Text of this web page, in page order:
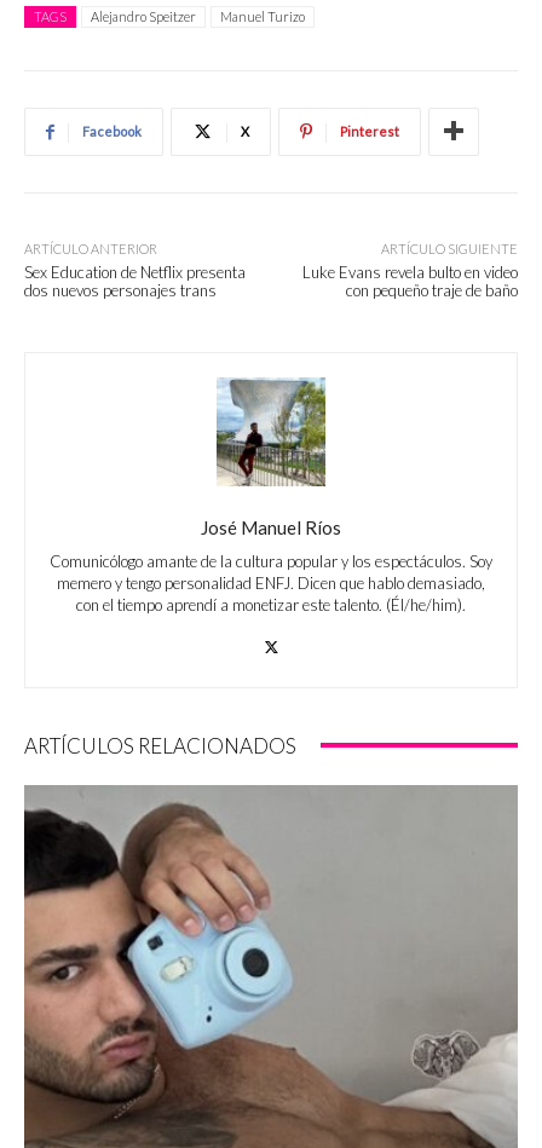
TAGS Alejandro Speitzer Manuel Turizo
Facebook X Pinterest
ARTÍCULO ANTERIOR
Sex Education de Netflix presenta
dos nuevos personajes trans
ARTÍCULO SIGUIENTE
Luke Evans revela bulto en video
con pequeño traje de baño
José Manuel Ríos
Comunicólogo amante de la cultura popular y los espectáculos. Soy
memero y tengo personalidad ENFJ. Dicen que hablo demasiado,
con el tiempo aprendí a monetizar este talento. (Él/he/him).
ARTÍCULOS RELACIONADOS